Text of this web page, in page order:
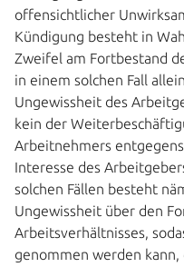
offensichtlicher
Kündigung besteht in
Zweifel am Fortbestand
in einem solchen Fall
Ungewissheit des
kein der
Arbeitnehmers
Interesse des
solchen Fällen besteht
Ungewissheit über den
Arbeitsverhältnisses,
genommen werden